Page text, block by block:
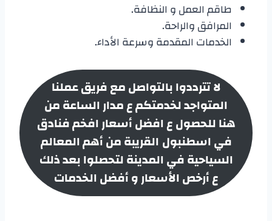
طاقم العمل و النظافة.
المرافق والراحة.
الخدمات المقدمة وسرعة الأداء.
لا تترددوا بالتواصل مع فريق عملنا
المتواجد لخدمتكم ع مدار الساعة من
هنا للحصول ع افضل أسعارافخم فنادق
في اسطنبول القريبة من أهم المعالم
السياحية في المدينة لتحصلوا بعد ذلك
ع أرخص الأسعار و أفضل الخدمات